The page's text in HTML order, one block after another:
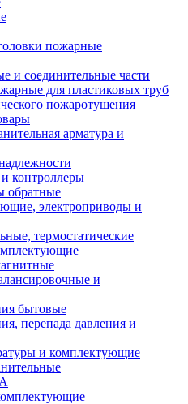
пожарные
и соединительные части
для пластиковых труб
пожаротушения
арматура и
контроллеры
обратные
электроприводы и
термостатические
и
бытовые
перепада давления и
и комплектующие